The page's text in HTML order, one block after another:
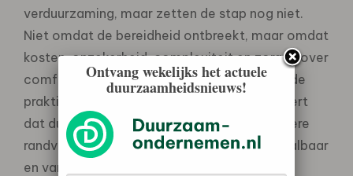
verduurzaming, maar zetten de stap nog niet.
Niet omdat de bereidheid ontbreekt, maar omdat
kosten, onzekerheid, complexiteit en zorgen over
comfort of netcongestie verduurzaming in de
praktijk vertragen. Milieu Centraal concludeert
dat duurzaam gedrag vooral vraagt om betere
randvoorwaarden: praktisch haalbaar, betaalbaar
en vanzelfsprekend.
Ontvang wekelijks het actuele
duurzaamheidsnieuws!